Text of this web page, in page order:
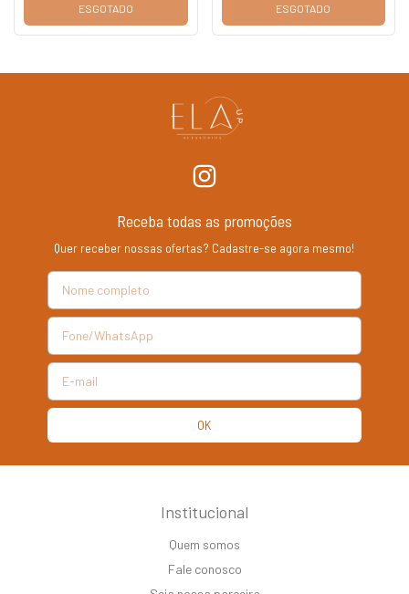
ESGOTADO ESGOTADO
Receba todas as promoções
Quer receber nossas ofertas? Cadastre-se agora mesmo!
Institucional
Quem somos
Fale conosco